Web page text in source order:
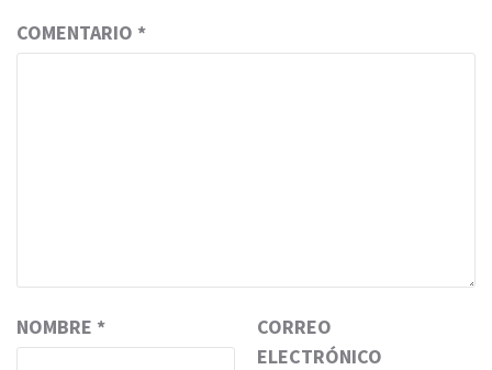
COMENTARIO *
NOMBRE *
CORREO
ELECTRÓNICO